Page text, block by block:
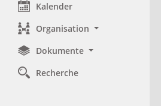
Kalender
Organisation
Dokumente
Recherche